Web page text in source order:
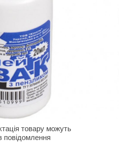
товару можуть
повідомлення